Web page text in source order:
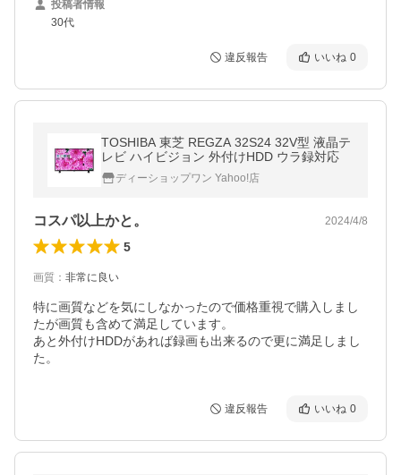
投稿者情報
30代
違反報告 いいね 0
TOSHIBA 東芝 REGZA 32S24 32V型 液晶テ
レビ ハイビジョン 外付けHDD ウラ録対応
ディーショップワン Yahoo!店
コスパ以上かと。 2024/4/8
5
画質 ： 非常に良い
特に画質などを気にしなかったので価格重視で購入しまし
たが画質も含めて満足しています。
あと外付けHDDがあれば録画も出来るので更に満足しまし
た。
違反報告 いいね 0